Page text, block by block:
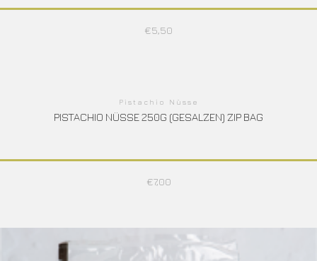
€5,50
Pistachio Nüsse
PISTACHIO NÜSSE 250G (GESALZEN) ZIP BAG
€7,00